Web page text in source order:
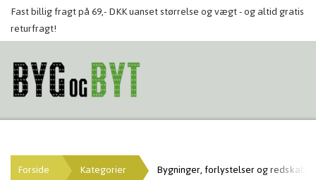
Fast billig fragt på 69,- DKK uanset størrelse og vægt - og altid gratis
returfragt!
Forside Kategorier Bygninger, forlystelser og redskaber